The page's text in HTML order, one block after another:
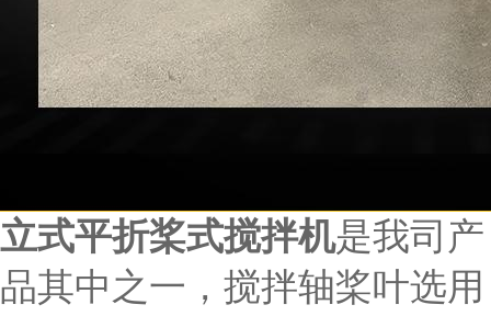
立式平折桨式搅拌机是我司产
品其中之一，搅拌轴桨叶选用